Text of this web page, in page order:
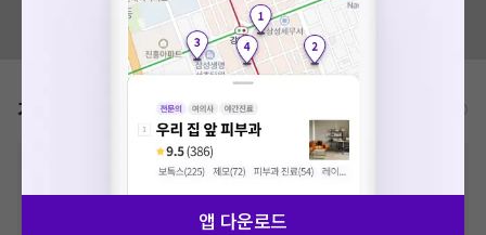
혹시 잘못된 병원정보가 있나요?
모두닥 팀에 알려주세요!
가격표
비급여 항목의 경우,추가비용 등으로 실제 가격과 상이할 수 있으니, 정확
한 가격은 해당 의료기관에 직접 문의해주세요.
※급여 항목의 경우,건강보험심사평가원에 고지되어 있는 급여 진료 기준 가
격입니다. (진료와 연관된 복합적인 비용이 추가되어, 병원마다 금액이 다르게
앱 다운로드